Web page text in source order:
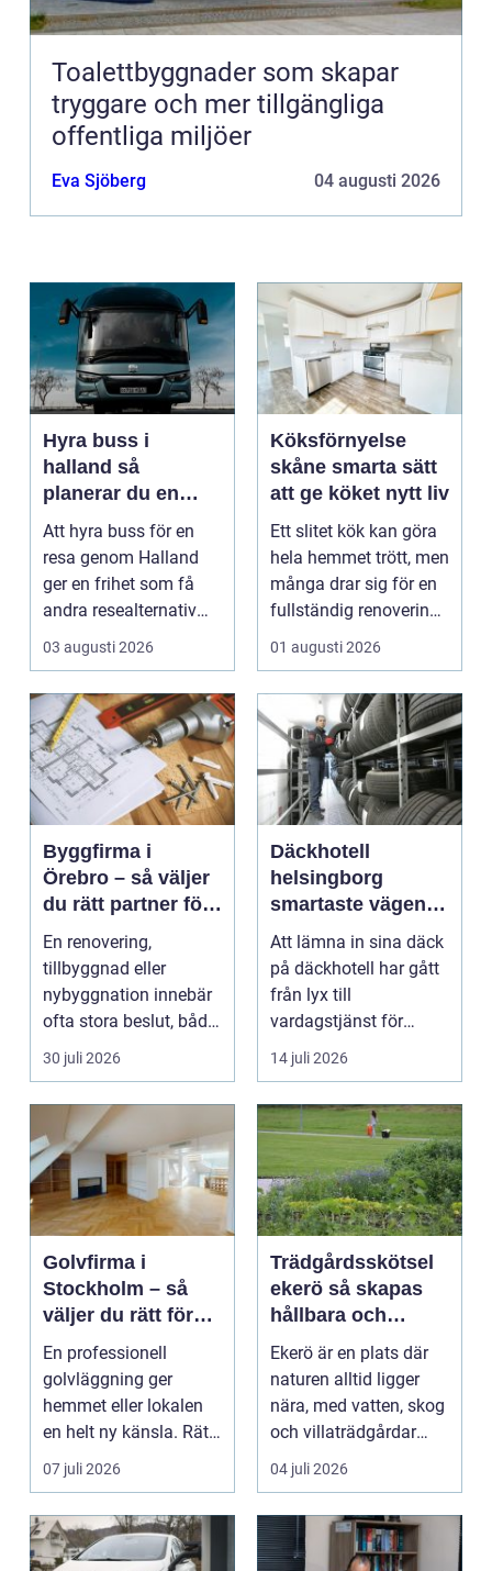
Toalettbyggnader som skapar
tryggare och mer tillgängliga
offentliga miljöer
Eva Sjöberg 04 augusti 2026
Hyra buss i
halland så
planerar du en
trygg och smidig
resa
Att hyra buss för en
resa genom Halland
ger en frihet som få
andra resealternativ
erbjuder. Gruppen ...
03 augusti 2026
Köksförnyelse
skåne smarta sätt
att ge köket nytt liv
Ett slitet kök kan göra
hela hemmet trött, men
många drar sig för en
fullständig renovering.
Det tar...
01 augusti 2026
Byggfirma i
Örebro – så väljer
du rätt partner för
ditt projekt
En renovering,
tillbyggnad eller
nybyggnation innebär
ofta stora beslut, både
ekonomiskt ...
30 juli 2026
Däckhotell
helsingborg
smartaste vägen
till säkra hjulskift
Att lämna in sina däck
på däckhotell har gått
från lyx till
vardagstjänst för
många bilägare. I
Hels...
14 juli 2026
Golvfirma i
Stockholm – så
väljer du rätt för
ett hållbart golv
En professionell
golvläggning ger
hemmet eller lokalen
en helt ny känsla. Rätt
materi...
07 juli 2026
Trädgårdsskötsel
ekerö så skapas
hållbara och
vackra utemiljöer
året runt
Ekerö är en plats där
naturen alltid ligger
nära, med vatten, skog
och villaträdgårdar
som ramar in ...
04 juli 2026